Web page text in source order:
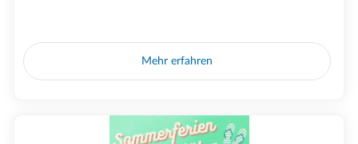
Mehr erfahren